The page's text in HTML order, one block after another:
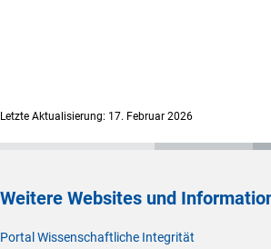
Letzte Aktualisierung: 17. Februar 2026
Weitere Websites und
Portal Wissenschaftliche Integrität